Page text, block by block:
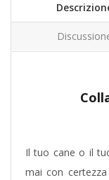
Il tuo cane o il
mai con